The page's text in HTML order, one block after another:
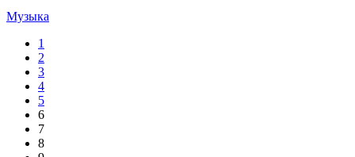
Музыка
1
2
3
4
5
6
7
8